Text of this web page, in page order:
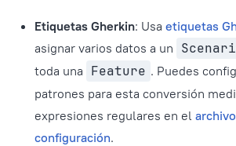
Etiquetas Gherkin: Usa etiquetas
asignar varios datos a un
toda una Feature . Puedes
patrones para esta conversión
expresiones regulares en el
configuración.